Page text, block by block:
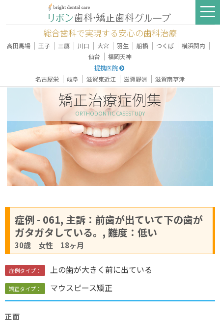
総合歯科で実現する安心の歯科治療
高田馬場 ｜ 王子 ｜ 三鷹 ｜ 川口 ｜ 大宮 ｜ 羽生 ｜ 船橋 ｜ つくば ｜ 横浜関内 ｜
仙台 ｜ 福岡天神
提携医院
名古屋栄 ｜ 岐阜 ｜ 滋賀東近江 ｜ 滋賀野洲 ｜ 滋賀南草津
矯正治療症例集
ORTHODONTIC CASESTUDY
症例 - 061, 主訴：前歯が出ていて下の歯が
ガタガタしている。, 難度：低い
30歳 女性 18ヶ月
症例タイプ： 上の歯が大きく前に出ている
矯正タイプ： マウスピース矯正
正面